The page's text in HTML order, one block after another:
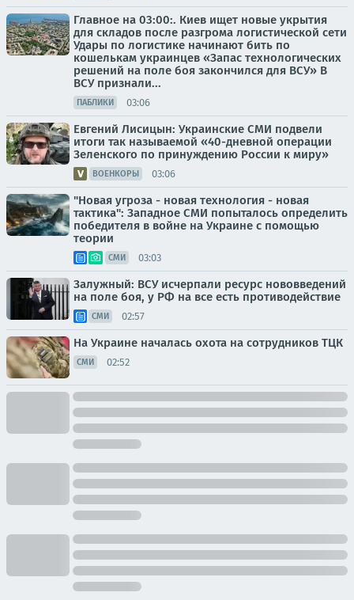
Главное на 03:00:. Киев ищет новые укрытия
для складов после разгрома логистической сети
Удары по логистике начинают бить по
кошелькам украинцев «Запас технологических
решений на поле боя закончился для ВСУ» В
ВСУ признали...
ПАБЛИКИ 03:06
Евгений Лисицын: Украинские СМИ подвели
итоги так называемой «40-дневной операции
Зеленского по принуждению России к миру»
ВОЕНКОРЫ 03:06
"Новая угроза - новая технология - новая
тактика": Западное СМИ попыталось определить
победителя в войне на Украине с помощью
теории
СМИ 03:03
Залужный: ВСУ исчерпали ресурс нововведений
на поле боя, у РФ на все есть противодействие
СМИ 02:57
На Украине началась охота на сотрудников ТЦК
СМИ 02:52